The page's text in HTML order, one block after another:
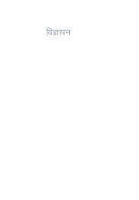
विज्ञापन